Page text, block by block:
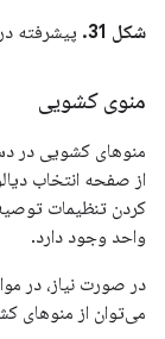
شکل 31. پیشرفته
منوی کشویی
منوهای کشویی در
از صفحه انتخاب
کردن تنظیمات
واحد وجود دارد.
در صورت نیاز، در
می‌توان از منوهای